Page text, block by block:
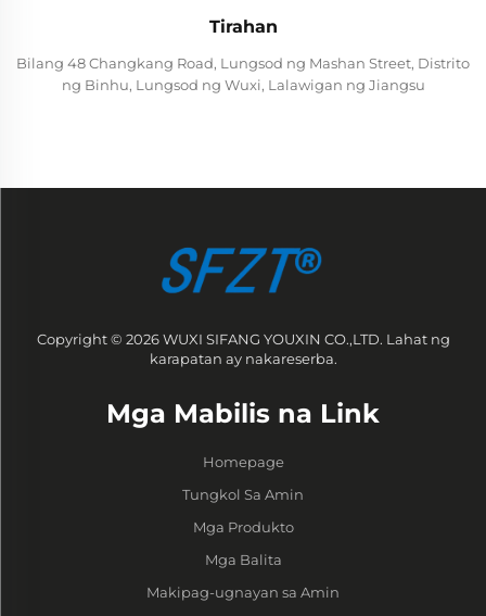
Tirahan
Bilang 48 Changkang Road, Lungsod ng Mashan Street, Distrito
ng Binhu, Lungsod ng Wuxi, Lalawigan ng Jiangsu
Copyright © 2026 WUXI SIFANG YOUXIN CO.,LTD. Lahat ng
karapatan ay nakareserba.
Mga Mabilis na Link
Homepage
Tungkol Sa Amin
Mga Produkto
Mga Balita
Makipag-ugnayan sa Amin